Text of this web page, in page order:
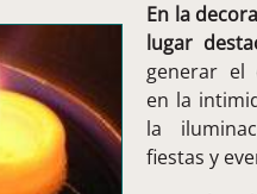
En la
lugar
generar el
en la
la
fiestas y